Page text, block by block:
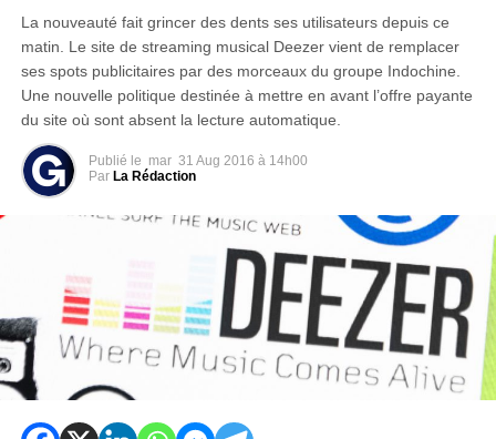
La nouveauté fait grincer des dents ses utilisateurs depuis ce
matin. Le site de streaming musical Deezer vient de remplacer
ses spots publicitaires par des morceaux du groupe Indochine.
Une nouvelle politique destinée à mettre en avant l’offre payante
du site où sont absent la lecture automatique.
Publié le mar 31 Aug 2016 à 14h00
Par La Rédaction